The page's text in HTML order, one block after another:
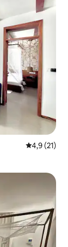
4,9 de uma
4,9 (21)